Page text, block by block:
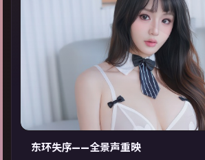
▶
东环失序——全景声重映